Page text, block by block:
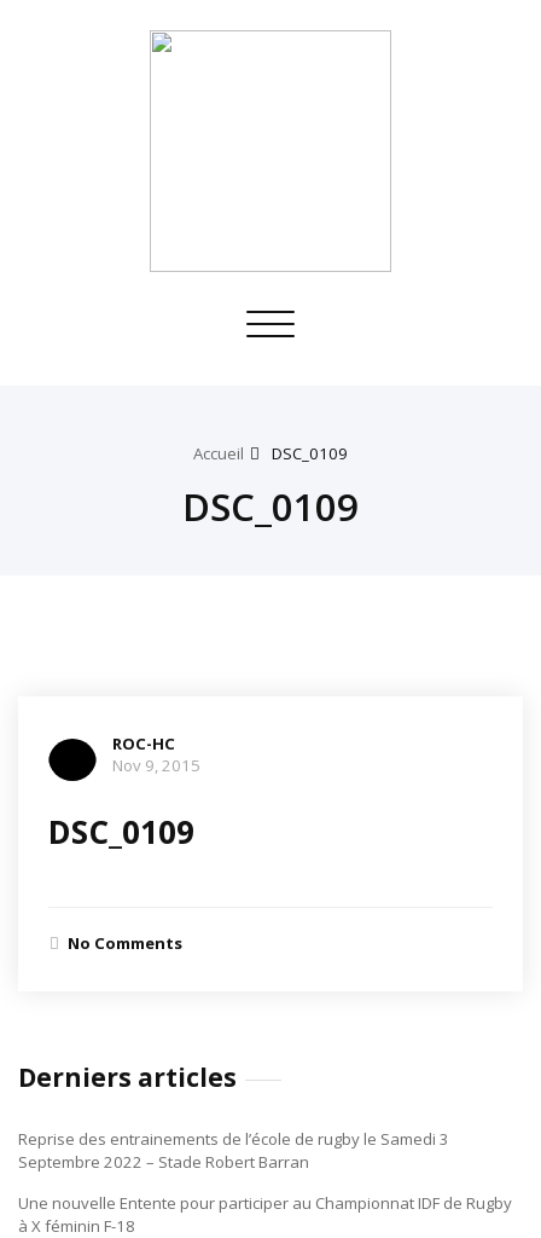
Toggle
Accueil DSC_0109
DSC_0109
ROC-HC
Nov 9, 2015
DSC_0109
No Comments
Derniers articles
Reprise des entrainements de l’école de rugby le Samedi 3
Septembre 2022 – Stade Robert Barran
Une nouvelle Entente pour participer au Championnat IDF de Rugby
à X féminin F-18